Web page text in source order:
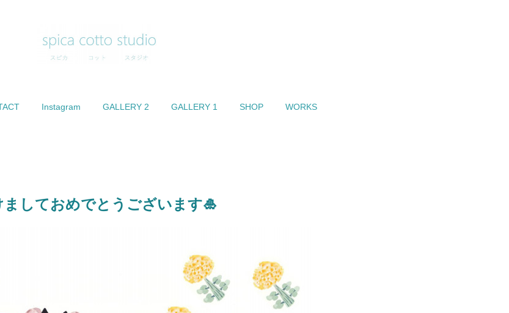
Instagram GALLERY 2 GALLERY 1 SHOP WORKS
ましておめでとうございます🎍